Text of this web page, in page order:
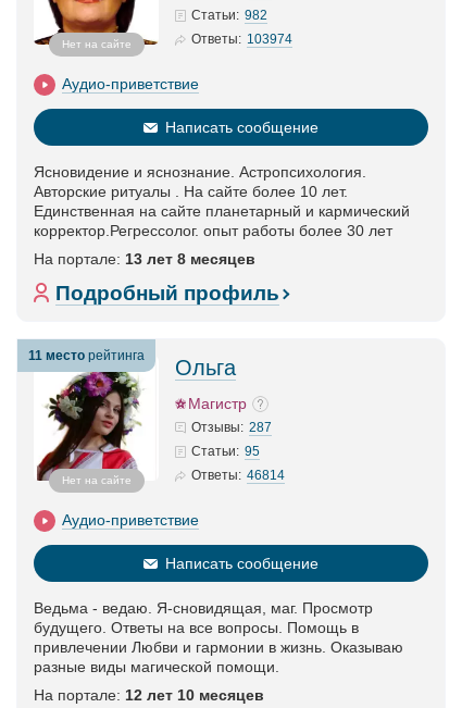
Нет на сайте
Статьи: 982
Ответы: 103974
Аудио-приветствие
Написать сообщение
Ясновидение и яснознание. Астропсихология.
Авторские ритуалы . На сайте более 10 лет.
Единственная на сайте планетарный и кармический
корректор.Регрессолог. опыт работы более 30 лет
На портале: 13 лет 8 месяцев
Подробный профиль
11 место рейтинга
Нет на сайте
Ольга
Магистр
Отзывы: 287
Статьи: 95
Ответы: 46814
Аудио-приветствие
Написать сообщение
Ведьма - ведаю. Я-сновидящая, маг. Просмотр
будущего. Ответы на все вопросы. Помощь в
привлечении Любви и гармонии в жизнь. Оказываю
разные виды магической помощи.
На портале: 12 лет 10 месяцев